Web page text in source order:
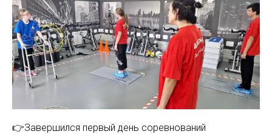
👉Завершился первый день соревнований